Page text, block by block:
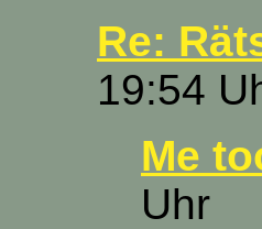
Re:
19:54
Me
Uhr